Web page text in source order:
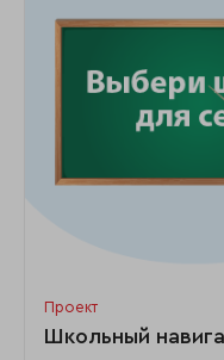
Проект
Школьный